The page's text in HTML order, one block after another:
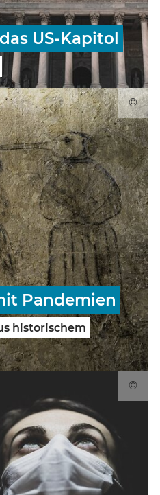
US-Kapitol
Pandemien
historischem
©
©